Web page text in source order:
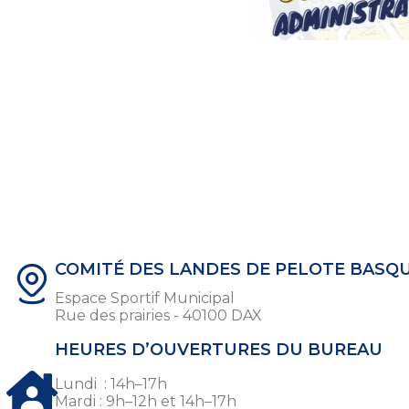
COMITÉ DES LANDES DE PELOTE
Espace Sportif Municipal
Rue des prairies - 40100 DAX
HEURES D’OUVERTURES DU BUREAU
Lundi : 14h–17h
Mardi : 9h–12h et 14h–17h